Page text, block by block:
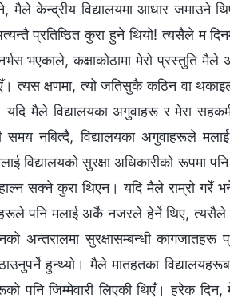
मैले केन्द्रीय विद्यालयमा आधार जमाउने
प्रतिष्ठित कुरा हुने थियो! त्यसैले म
भएकाले, कक्षाकोठामा मेरो प्रस्तुति
त्यस क्षणमा, त्यो जतिसुकै कठिन वा
यदि मैले विद्यालयका अगुवाहरू र मेरा
नबित्दै, विद्यालयका अगुवाहरूले
विद्यालयको सुरक्षा अधिकारीको रूपमा
सक्ने कुरा थिएन। यदि मैले राम्रो गरेँ
पनि मलाई अर्कै नजरले हेर्ने थिए,
अन्तरालमा सुरक्षासम्बन्धी कागजातहरू
हुन्थ्यो। मैले मातहतका
पनि जिम्मेवारी लिएकी थिएँ। हरेक